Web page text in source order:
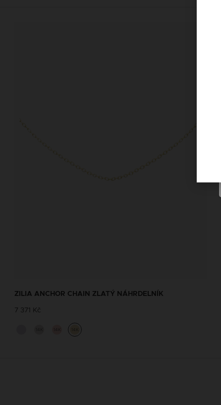
ZILIA ANCHOR CHAIN ZLATÝ NÁHRDELNÍK
7 371 Kč